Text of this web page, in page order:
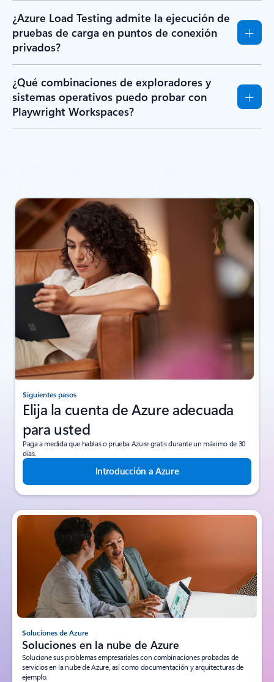
¿Azure Load Testing admite la ejecución de
pruebas de carga en puntos de conexión
privados?
¿Qué combinaciones de exploradores y
sistemas operativos puedo probar con
Playwright Workspaces?
Siguientes pasos
Elija la cuenta de Azure adecuada
para usted
Paga a medida que hablas o prueba Azure gratis durante un máximo de 30
días.
Introducción a Azure
Soluciones de Azure
Soluciones en la nube de Azure
Solucione sus problemas empresariales con combinaciones probadas de
servicios en la nube de Azure, así como documentación y arquitecturas de
ejemplo.